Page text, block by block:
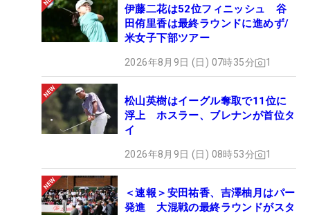
伊藤二花は52位フィニッシュ 谷
田侑里香は最終ラウンドに進めず/
米女子下部ツアー
2026年8月9日 (日) 07時35分 1
松山英樹はイーグル奪取で11位に
浮上 ホスラー、ブレナンが首位タ
イ
2026年8月9日 (日) 08時53分 1
＜速報＞安田祐香、吉澤柚月はパー
発進 大混戦の最終ラウンドがスタ